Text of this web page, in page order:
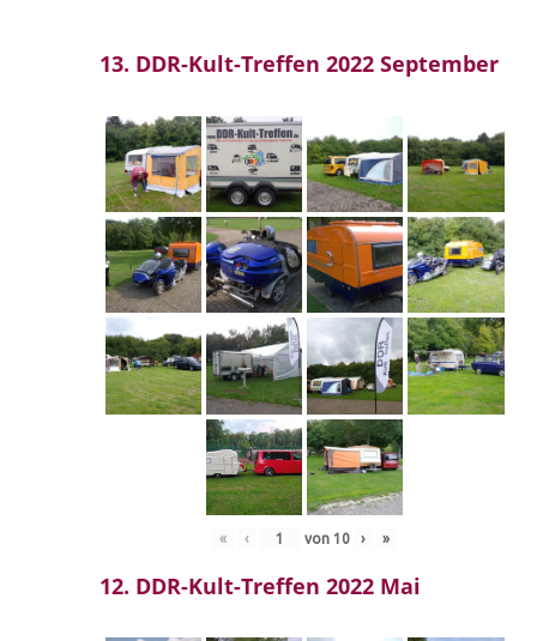
13. DDR-Kult-Treffen 2022 September
« ‹ von 10 › »
12. DDR-Kult-Treffen 2022 Mai